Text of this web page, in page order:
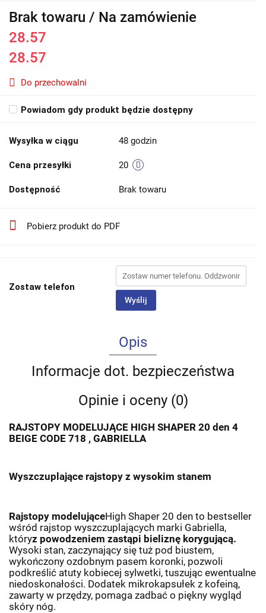
Brak towaru / Na zamówienie
28.57
28.57
Do przechowalni
Powiadom gdy produkt będzie dostępny
Wysyłka w ciągu 48 godzin
Cena przesyłki 20
Dostępność Brak towaru
Pobierz produkt do PDF
Zostaw telefon
Wyślij
Opis
Informacje dot. bezpieczeństwa
Opinie i oceny (0)
RAJSTOPY MODELUJĄCE HIGH SHAPER 20 den 4
BEIGE CODE 718 , GABRIELLA
Wyszczuplające rajstopy z wysokim stanem
Rajstopy modelująceHigh Shaper 20 den to bestseller
wśród rajstop wyszczuplających marki Gabriella,
któryz powodzeniem zastąpi bieliznę korygującą.
Wysoki stan, zaczynający się tuż pod biustem,
wykończony ozdobnym pasem koronki, pozwoli
podkreślić atuty kobiecej sylwetki, tuszując ewentualne
niedoskonałości. Dodatek mikrokapsułek z kofeiną,
zawarty w przędzy, pomaga zadbać o piękny wygląd
skóry nóg.